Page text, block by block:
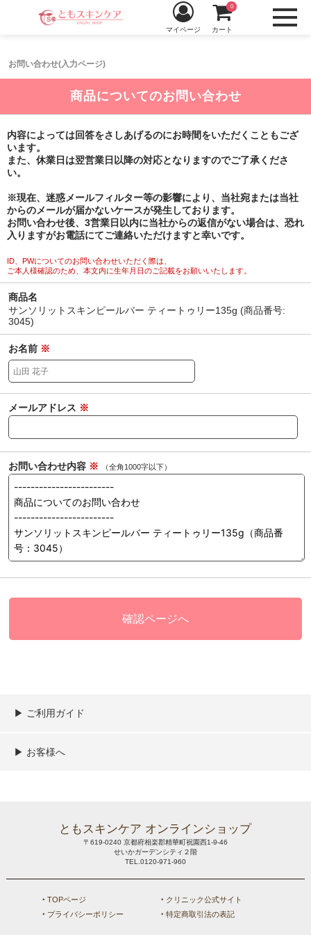
お問い合わせ(入力ページ)
マイページ カート
0
商品についてのお問い合わせ
内容によっては回答をさしあげるのにお時間をいただくこともござ
います。
また、休業日は翌営業日以降の対応となりますのでご了承くださ
い。
※現在、迷惑メールフィルター等の影響により、当社宛または当社
からのメールが届かないケースが発生しております。
お問い合わせ後、3営業日以内に当社からの返信がない場合は、恐れ
入りますがお電話にてご連絡いただけますと幸いです。
ID、PWについてのお問い合わせいただく際は、
ご本人様確認のため、本文内に生年月日のご記載をお願いいたします。
商品名
サンソリットスキンピールバー ティートゥリー135g (商品番号:
3045)
お名前 ※
メールアドレス ※
お問い合わせ内容 ※ （全角1000字以下）
▶︎ ご利用ガイド
ご利用ガイド
決済／配送／送料について
取り扱い商品一覧
顧客情報の取扱について
特定商取引法の表記
▶︎ お客様へ
ともスキンケア オンラインショップ
〒619-0240 京都府相楽郡精華町祝園西1-9-46
せいかガーデンシティ２階
TEL.0120-971-960
‣ TOPページ
‣ クリニック公式サイト
‣ プライバシーポリシー
‣ 特定商取引法の表記